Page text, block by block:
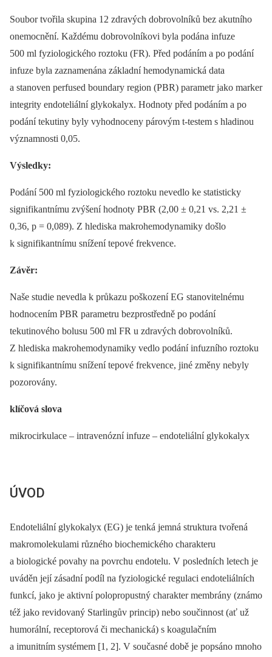
Soubor tvořila skupina 12 zdravých dobrovolníků bez akutního
onemocnění. Každému dobrovolníkovi byla podána infuze
500 ml fyziologického roztoku (FR). Před podáním a po podání
infuze byla zaznamenána základní hemodynamická data
a stanoven perfused boundary region (PBR) parametr jako marker
integrity endoteliální glykokalyx. Hodnoty před podáním a po
podání tekutiny byly vyhodnoceny párovým t-testem s hladinou
významnosti 0,05.
Výsledky:
Podání 500 ml fyziologického roztoku nevedlo ke statisticky
signifikantnímu zvýšení hodnoty PBR (2,00 ± 0,21 vs. 2,21 ±
0,36, p = 0,089). Z hlediska makrohemodynamiky došlo
k signifikantnímu snížení tepové frekvence.
Závěr:
Naše studie nevedla k průkazu poškození EG stanovitelnému
hodnocením PBR parametru bezprostředně po podání
tekutinového bolusu 500 ml FR u zdravých dobrovolníků.
Z hlediska makrohemodynamiky vedlo podání infuzního roztoku
k signifikantnímu snížení tepové frekvence, jiné změny nebyly
pozorovány.
klíčová slova
mikrocirkulace –⁠ intravenózní infuze –⁠ endoteliální glykokalyx
ÚVOD
Endoteliální glykokalyx (EG) je tenká jemná struktura tvořená
makromolekulami různého biochemického charakteru
a biologické povahy na povrchu endotelu. V posledních letech je
uváděn její zásadní podíl na fyziologické regulaci endoteliálních
funkcí, jako je aktivní polopropustný charakter membrány (známo
též jako revidovaný Starlingův princip) nebo součinnost (ať už
humorální, receptorová či mechanická) s koagulačním
a imunitním systémem [1, 2]. V současné době je popsáno mnoho